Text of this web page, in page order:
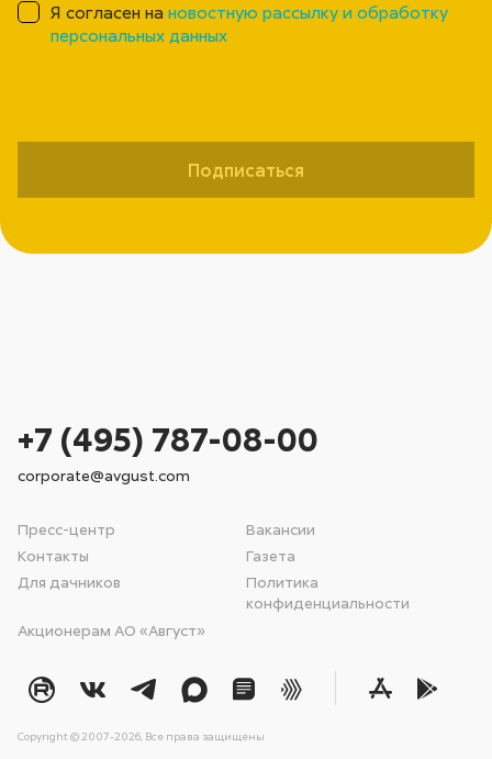
Я согласен нановостную рассылку и обработку
персональных данных
Подписаться
Пресс-центр
Вакансии
Контакты
Газета
Для дачников
Политика
конфиденциальности
Акционерам АО «Август»
+7 (495) 787-08-00
corporate@avgust.com
Copyright © 2007-2026, Все права защищены